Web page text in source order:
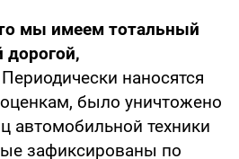
мы имеем тотальный
дорогой,
наносятся
было уничтожено
автомобильной техники
зафиксированы по